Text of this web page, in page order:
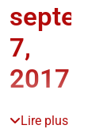
7,
2017
Lire plus